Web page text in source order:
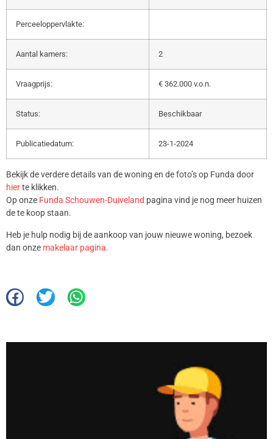
Perceeloppervlakte:
Aantal kamers: 2
Vraagprijs: € 362.000 v.o.n.
Status: Beschikbaar
Publicatiedatum: 23-1-2024
Bekijk de verdere details van de woning en de foto’s op Funda door
hierte klikken.
Op onze Funda Schouwen-Duiveland pagina vind je nog meer huizen
de te koop staan.
Heb je hulp nodig bij de aankoop van jouw nieuwe woning, bezoek
dan onze makelaar pagina.